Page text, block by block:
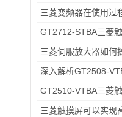
三菱伺服放大器如何
三菱触摸屏可以实现